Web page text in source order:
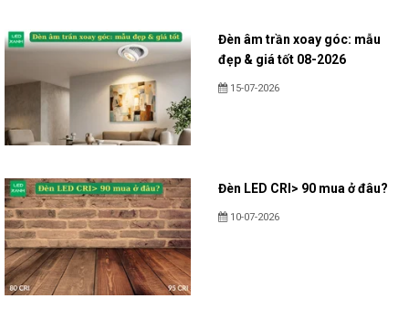
Đèn âm trần xoay góc: mẫu
đẹp & giá tốt 08-2026
15-07-2026
Đèn LED CRI> 90 mua ở đâu?
10-07-2026